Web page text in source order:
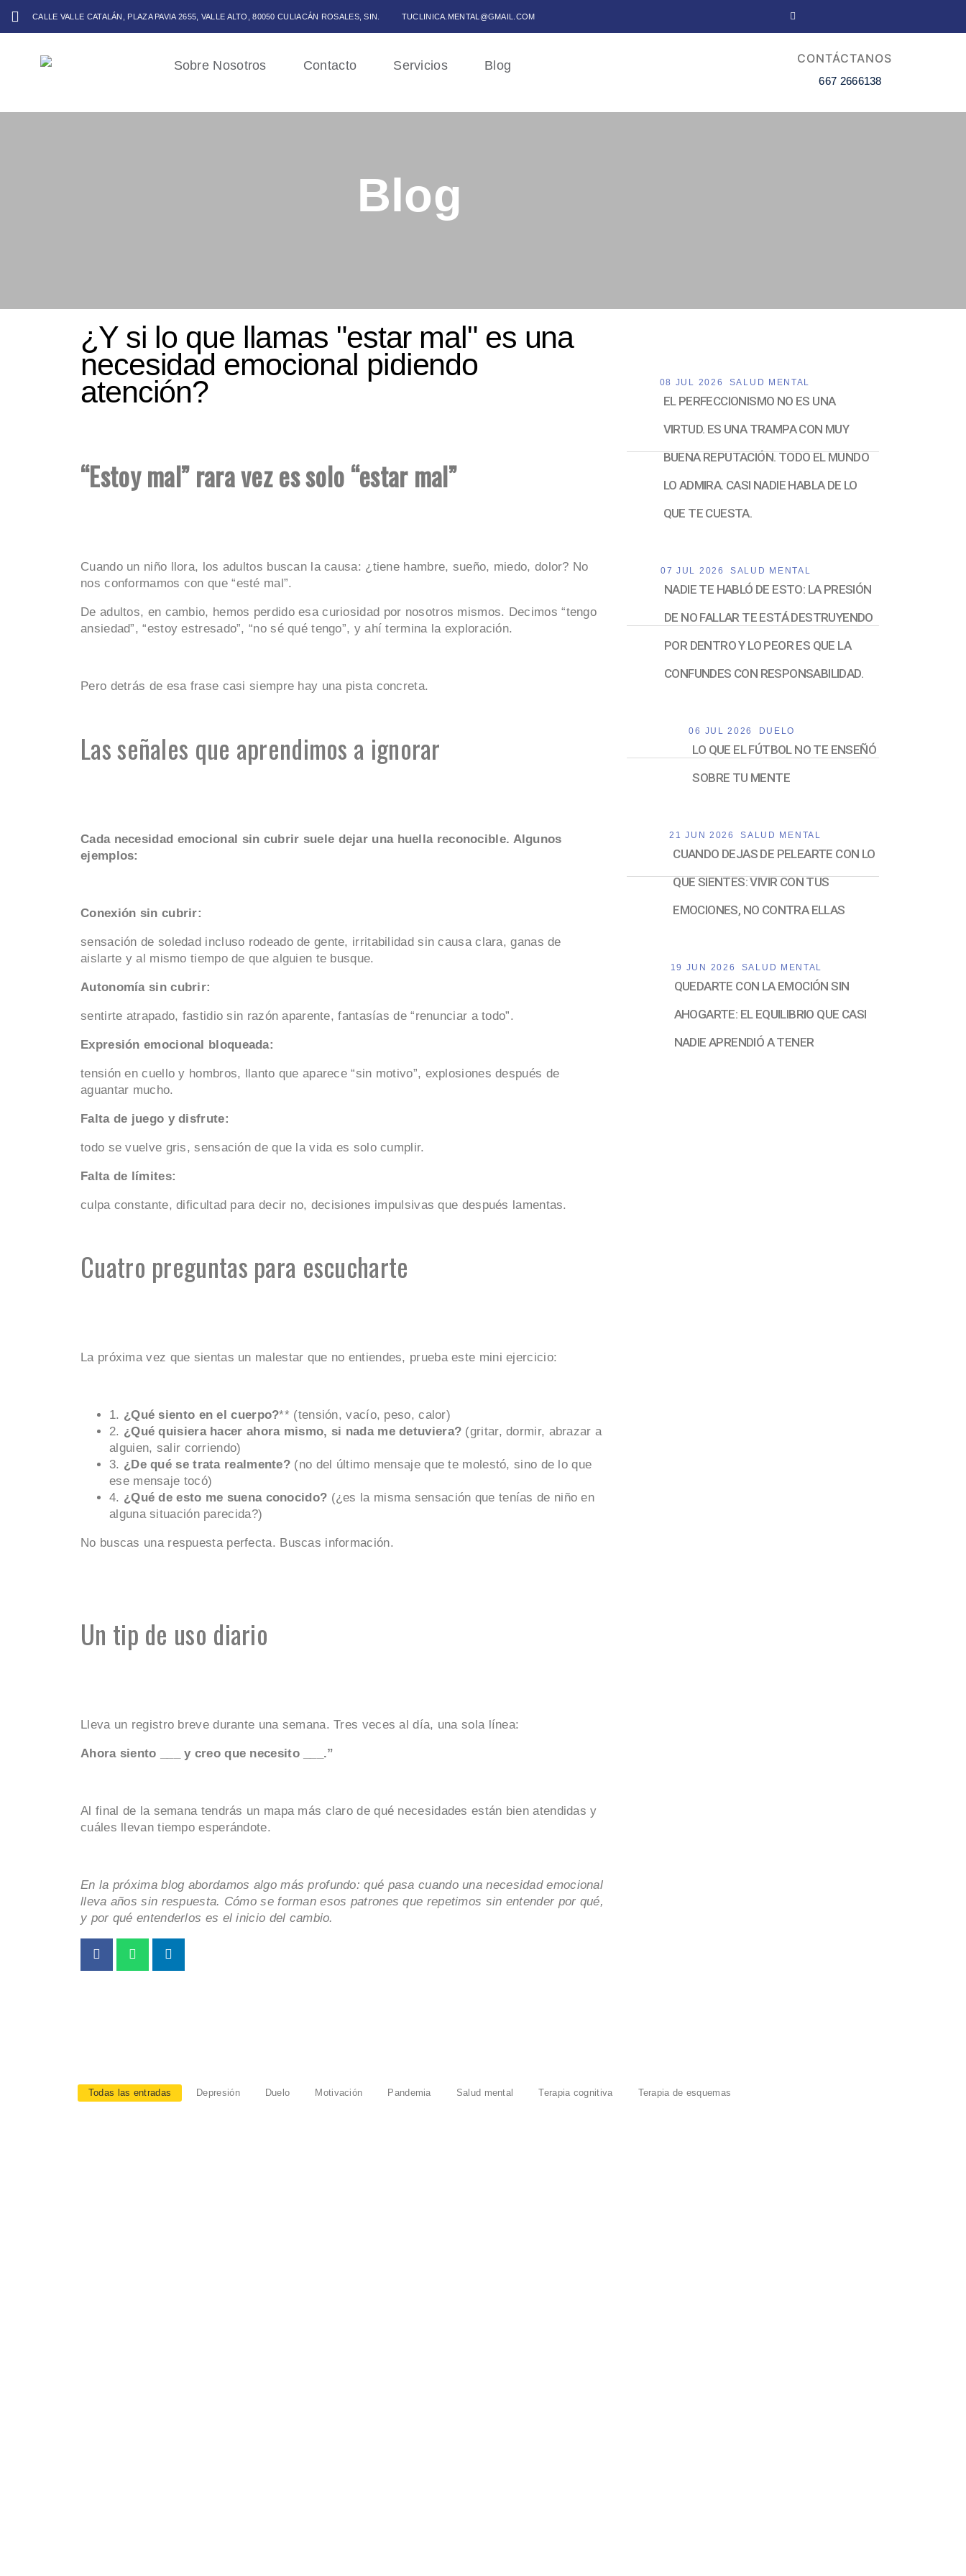
CALLE VALLE CATALÁN, PLAZA PAVIA 2655, VALLE ALTO, 80050 CULIACÁN ROSALES, SIN. TUCLINICA.MENTAL@GMAIL.COM
Sobre Nosotros Contacto Servicios Blog CONTÁCTANOS
667 2666138
Blog
¿Y si lo que llamas "estar mal" es una
necesidad emocional pidiendo
atención?
“Estoy mal” rara vez es solo “estar mal”
Cuando un niño llora, los adultos buscan la causa: ¿tiene hambre, sueño, miedo, dolor? No
nos conformamos con que “esté mal”.
De adultos, en cambio, hemos perdido esa curiosidad por nosotros mismos. Decimos “tengo
ansiedad”, “estoy estresado”, “no sé qué tengo”, y ahí termina la exploración.
Pero detrás de esa frase casi siempre hay una pista concreta.
Las señales que aprendimos a ignorar
Cada necesidad emocional sin cubrir suele dejar una huella reconocible. Algunos
ejemplos:
Conexión sin cubrir:
sensación de soledad incluso rodeado de gente, irritabilidad sin causa clara, ganas de
aislarte y al mismo tiempo de que alguien te busque.
Autonomía sin cubrir:
sentirte atrapado, fastidio sin razón aparente, fantasías de “renunciar a todo”.
Expresión emocional bloqueada:
tensión en cuello y hombros, llanto que aparece “sin motivo”, explosiones después de
aguantar mucho.
Falta de juego y disfrute:
todo se vuelve gris, sensación de que la vida es solo cumplir.
Falta de límites:
culpa constante, dificultad para decir no, decisiones impulsivas que después lamentas.
Cuatro preguntas para escucharte
La próxima vez que sientas un malestar que no entiendes, prueba este mini ejercicio:
1. ¿Qué siento en el cuerpo?** (tensión, vacío, peso, calor)
2. ¿Qué quisiera hacer ahora mismo, si nada me detuviera? (gritar, dormir, abrazar a
alguien, salir corriendo)
3. ¿De qué se trata realmente? (no del último mensaje que te molestó, sino de lo que
ese mensaje tocó)
4. ¿Qué de esto me suena conocido? (¿es la misma sensación que tenías de niño en
alguna situación parecida?)
No buscas una respuesta perfecta. Buscas información.
Un tip de uso diario
Lleva un registro breve durante una semana. Tres veces al día, una sola línea:
Ahora siento ___ y creo que necesito ___.”
Al final de la semana tendrás un mapa más claro de qué necesidades están bien atendidas y
cuáles llevan tiempo esperándote.
En la próxima blog abordamos algo más profundo: qué pasa cuando una necesidad emocional
lleva años sin respuesta. Cómo se forman esos patrones que repetimos sin entender por qué,
y por qué entenderlos es el inicio del cambio.
08 JUL 2026 SALUD MENTAL
EL PERFECCIONISMO NO ES UNA
VIRTUD. ES UNA TRAMPA CON MUY
BUENA REPUTACIÓN. TODO EL MUNDO
LO ADMIRA. CASI NADIE HABLA DE LO
QUE TE CUESTA.
07 JUL 2026 SALUD MENTAL
NADIE TE HABLÓ DE ESTO: LA PRESIÓN
DE NO FALLAR TE ESTÁ DESTRUYENDO
POR DENTRO Y LO PEOR ES QUE LA
CONFUNDES CON RESPONSABILIDAD.
06 JUL 2026 DUELO
LO QUE EL FÚTBOL NO TE ENSEÑÓ
SOBRE TU MENTE
21 JUN 2026 SALUD MENTAL
CUANDO DEJAS DE PELEARTE CON LO
QUE SIENTES: VIVIR CON TUS
EMOCIONES, NO CONTRA ELLAS
19 JUN 2026 SALUD MENTAL
QUEDARTE CON LA EMOCIÓN SIN
AHOGARTE: EL EQUILIBRIO QUE CASI
NADIE APRENDIÓ A TENER
Todas las entradas Depresión Duelo Motivación Pandemia Salud mental Terapia cognitiva Terapia de esquemas